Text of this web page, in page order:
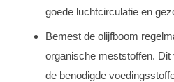
goede luchtcirculatie en
Bemest de olijfboom
organische meststoffen.
de benodigde